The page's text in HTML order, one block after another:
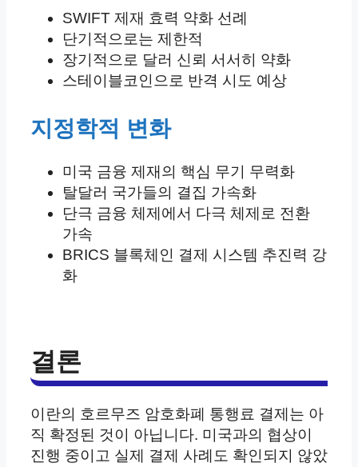
SWIFT 제재 효력 약화 선례
단기적으로는 제한적
장기적으로 달러 신뢰 서서히 약화
스테이블코인으로 반격 시도 예상
지정학적 변화
미국 금융 제재의 핵심 무기 무력화
탈달러 국가들의 결집 가속화
단극 금융 체제에서 다극 체제로 전환
가속
BRICS 블록체인 결제 시스템 추진력 강
화
결론
이란의 호르무즈 암호화폐 통행료 결제는 아
직 확정된 것이 아닙니다. 미국과의 협상이
진행 중이고 실제 결제 사례도 확인되지 않았